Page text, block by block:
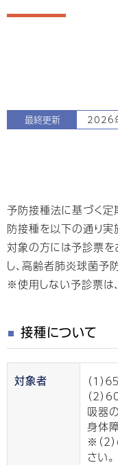
最終更新 2026
予防接種法に基づく定
防接種を以下の通り実
対象の方には予診票を
し、高齢者肺炎球菌予
※使用しない予診票は
接種について
対象者
（1）
（2）
吸器
身体
※（2
さい。